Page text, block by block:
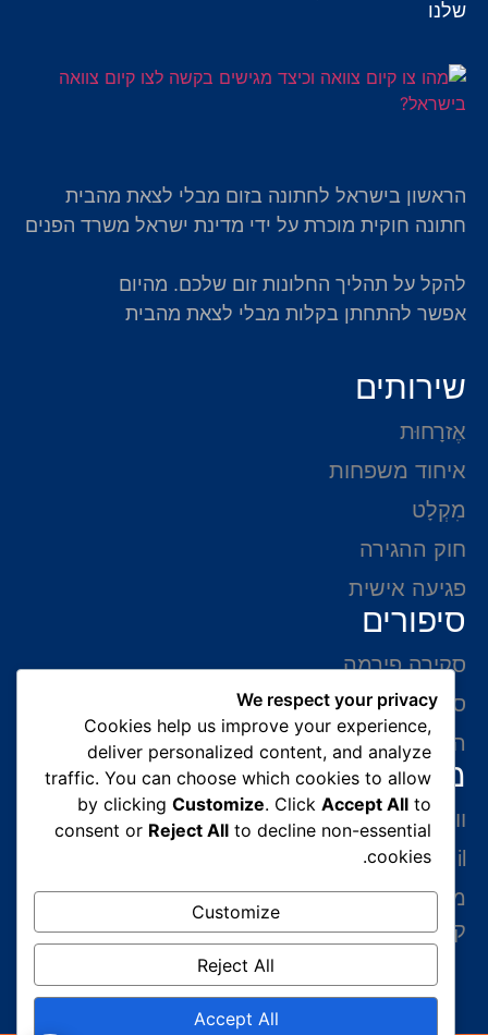
שלנו
הראשון בישראל לחתונה בזום מבלי לצאת מהבית
חתונה חוקית מוכרת על ידי מדינת ישראל משרד הפנים
להקל על תהליך החלונות זום שלכם. מהיום
אפשר להתחתן בקלות מבלי לצאת מהבית
שירותים
אֶזרָחוּת
איחוד משפחות
מִקְלָט
חוק ההגירה
פגיעה אישית
סיפורים
סקירה פירמה
סיפורי הצלחה
המלצות של לקוחות
מידע ליצירת קשר
ווצאפ 054-765-0002
gabriel@benatovlaw.co.il
מצדה 9 בני ברק קומה 35 מגדל ב.ס.ר 3 (מול
קניון איילון ליד הרכבת הקלה בן גוריון)
We respect your privacy
Cookies help us improve your experience,
deliver personalized content, and analyze
traffic. You can choose which cookies to allow
by clickingCustomize. ClickAccept All to
consent or Reject All to decline non-essential
cookies.
Customize
Reject All
Accept All